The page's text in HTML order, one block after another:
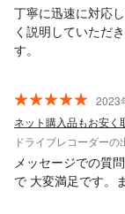
丁寧に迅速に対応
く説明していただ
す。
2023
ドライブレコーダー
メッセージでの質
で 大変満足です。